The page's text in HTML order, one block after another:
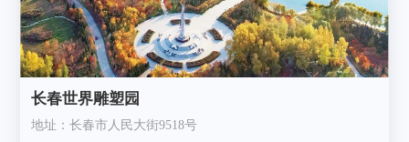
长春世界雕塑园
地址：长春市人民大街9518号